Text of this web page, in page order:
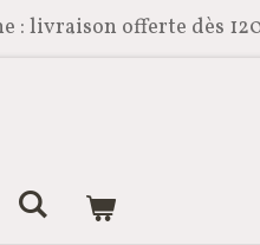
: livraison offerte dès